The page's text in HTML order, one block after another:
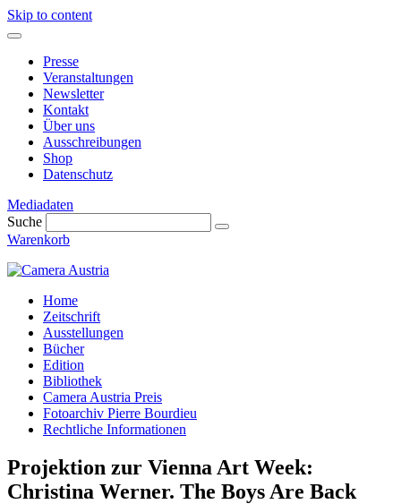
Skip to content
Presse
Veranstaltungen
Newsletter
Kontakt
Über uns
Ausschreibungen
Shop
Datenschutz
Mediadaten
Suche
Warenkorb
Home
Zeitschrift
Ausstellungen
Bücher
Edition
Bibliothek
Camera Austria Preis
Fotoarchiv Pierre Bourdieu
Rechtliche Informationen
Projektion zur Vienna Art Week:
Christina Werner. The Boys Are Back